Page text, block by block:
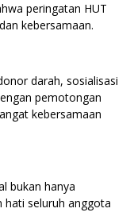
peringatan HUT
kebersamaan.
darah, sosialisasi
pemotongan
kebersamaan
bukan hanya
hati seluruh anggota